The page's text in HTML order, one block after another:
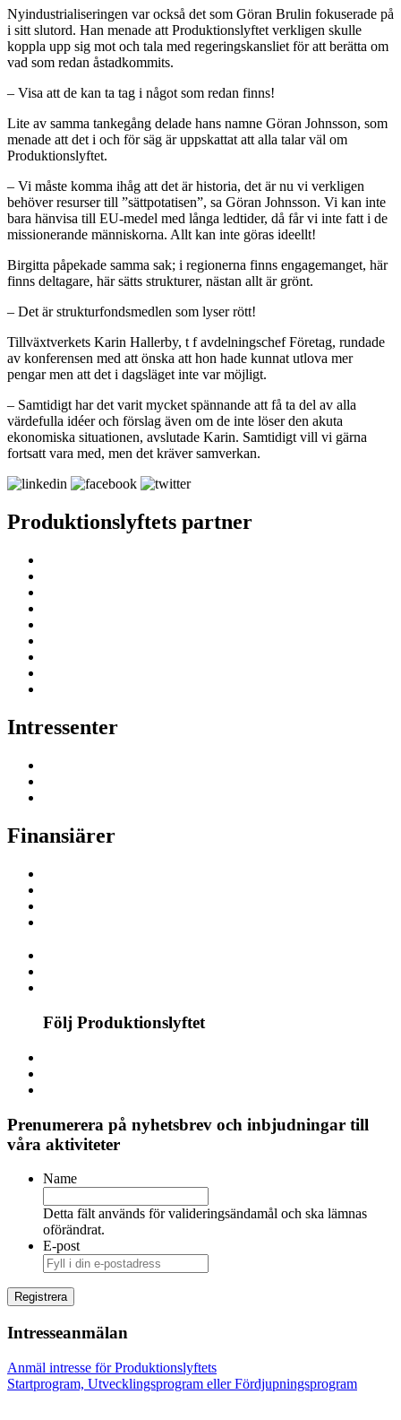
Nyindustrialiseringen var också det som Göran Brulin fokuserade på
i sitt slutord. Han menade att Produktionslyftet verkligen skulle
koppla upp sig mot och tala med regeringskansliet för att berätta om
vad som redan åstadkommits.
– Visa att de kan ta tag i något som redan finns!
Lite av samma tankegång delade hans namne Göran Johnsson, som
menade att det i och för säg är uppskattat att alla talar väl om
Produktionslyftet.
– Vi måste komma ihåg att det är historia, det är nu vi verkligen
behöver resurser till ”sättpotatisen”, sa Göran Johnsson. Vi kan inte
bara hänvisa till EU-medel med långa ledtider, då får vi inte fatt i de
missionerande människorna. Allt kan inte göras ideellt!
Birgitta påpekade samma sak; i regionerna finns engagemanget, här
finns deltagare, här sätts strukturer, nästan allt är grönt.
– Det är strukturfondsmedlen som lyser rött!
Tillväxtverkets Karin Hallerby, t f avdelningschef Företag, rundade
av konferensen med att önska att hon hade kunnat utlova mer
pengar men att det i dagsläget inte var möjligt.
– Samtidigt har det varit mycket spännande att få ta del av alla
värdefulla idéer och förslag även om de inte löser den akuta
ekonomiska situationen, avslutade Karin. Samtidigt vill vi gärna
fortsatt vara med, men det kräver samverkan.
Produktionslyftets partner
Intressenter
Finansiärer
Följ Produktionslyftet
Prenumerera på nyhetsbrev och inbjudningar till
våra aktiviteter
Name
Detta fält används för valideringsändamål och ska lämnas
oförändrat.
E-post
Intresseanmälan
Anmäl intresse för Produktionslyftets
Startprogram, Utvecklingsprogram eller Fördjupningsprogram